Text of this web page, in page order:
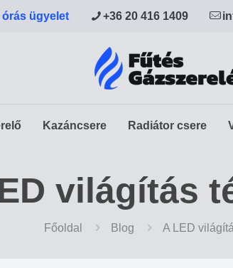
órás ügyelet +36 20 416 1409
Kazáncsere Radiátor csere
világítás
Főoldal Blog A LED